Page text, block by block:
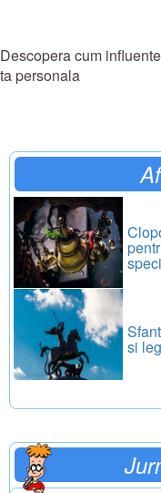
Descopera cum
ta personala
si